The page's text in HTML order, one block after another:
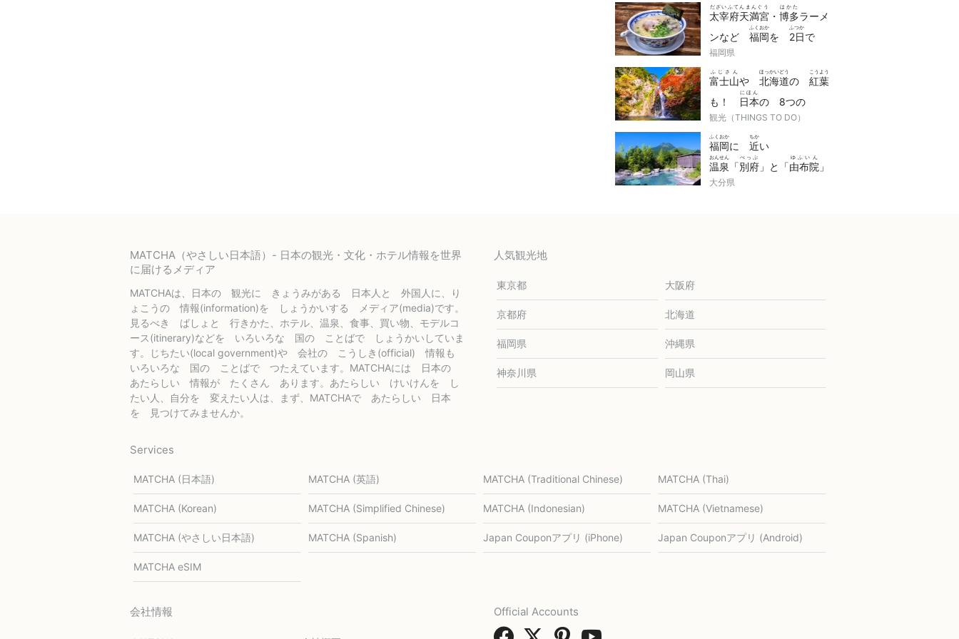
太宰府天満宮
だざいふてんまんぐう
・ 博多
はかた
ラーメ
ンなど 福岡
ふくおか
を 2日
ふつか
で
楽
たの
しむ
福岡県
富士山
ふじさん
や 北海道
ほっかいどう
の 紅葉
こうよう
も！ 日本
にほん
の 8つの
紅葉
こうよう
ツアー
tour
観光（THINGS TO DO）
福岡
ふくおか
に 近
ちか
い
温泉
おんせん
「別府
べっぷ
」と「由布院
ゆふいん
」
いきかた・
大分県
MATCHA（やさしい日本語）- 日本の観光・文化・ホテル情報を世界
に届けるメディア
MATCHAは、日本の 観光に きょうみがある 日本人と 外国人に、り
ょこうの 情報(information)を しょうかいする メディア(media)です。
見るべき ばしょと 行きかた、ホテル、温泉、食事、買い物、モデルコ
ース(itinerary)などを いろいろな 国の ことばで しょうかいしていま
す。じちたい(local government)や 会社の こうしき(official) 情報も
いろいろな 国の ことばで つたえています。MATCHAには 日本の
あたらしい 情報が たくさん あります。あたらしい けいけんを し
たい人、自分を 変えたい人は、まず、MATCHAで あたらしい 日本
を 見つけてみませんか。
人気観光地
東京都 大阪府
京都府 北海道
福岡県 沖縄県
神奈川県 岡山県
Services
MATCHA (日本語) MATCHA (英語) MATCHA (Traditional Chinese) MATCHA (Thai)
MATCHA (Korean) MATCHA (Simplified Chinese) MATCHA (Indonesian) MATCHA (Vietnamese)
MATCHA (やさしい日本語) MATCHA (Spanish) Japan Couponアプリ (iPhone) Japan Couponアプリ (Android)
MATCHA eSIM
会社情報 Official Accounts